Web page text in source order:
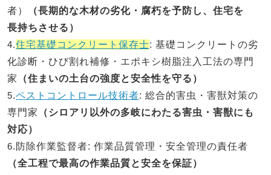
者）
（長期的な木材の劣化・腐朽を予防し、住宅を
長持ちさせる）
4.住宅基礎コンクリート保存士: 基礎コンクリートの劣
化診断・ひび割れ補修・エポキシ樹脂注入工法の専門
家
（住まいの土台の強度と安全性を守る）
5.ペストコントロール技術者: 総合的害虫・害獣対策の
専門家
（シロアリ以外の多岐にわたる害虫・害獣にも
対応）
6. 防除作業監督者: 作業品質管理・安全管理の責任者
（全工程で最高の作業品質と安全を保証）